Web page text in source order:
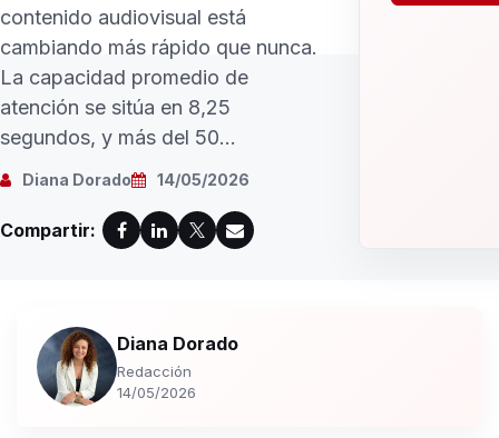
contenido audiovisual está
cambiando más rápido que nunca.
La capacidad promedio de
atención se sitúa en 8,25
segundos, y más del 50...
Diana Dorado 14/05/2026
Compartir:
Diana Dorado
Redacción
14/05/2026